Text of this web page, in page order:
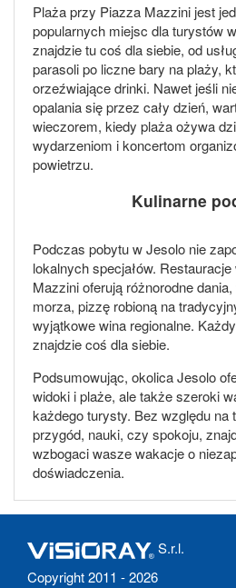
Plaża przy Piazza Mazzini jest
popularnych miejsc dla turystów
znajdzie tu coś dla siebie, od
parasoli po liczne bary na plaży,
orzeźwiające drinki. Nawet jeśli
opalania się przez cały dzień,
wieczorem, kiedy plaża ożywa
wydarzeniom i koncertom
powietrzu.
Kulinarne
Podczas pobytu w Jesolo nie
lokalnych specjałów.
Mazzini oferują różnorodne
morza, pizzę robioną na
wyjątkowe wina regionalne.
znajdzie coś dla siebie.
Podsumowując, okolica Jesolo
widoki i plaże, ale także szeroki
każdego turysty. Bez względu na
przygód, nauki, czy spokoju,
wzbogaci wasze wakacje o
doświadczenia.
S.r.l.
Copyright 2011 - 2026